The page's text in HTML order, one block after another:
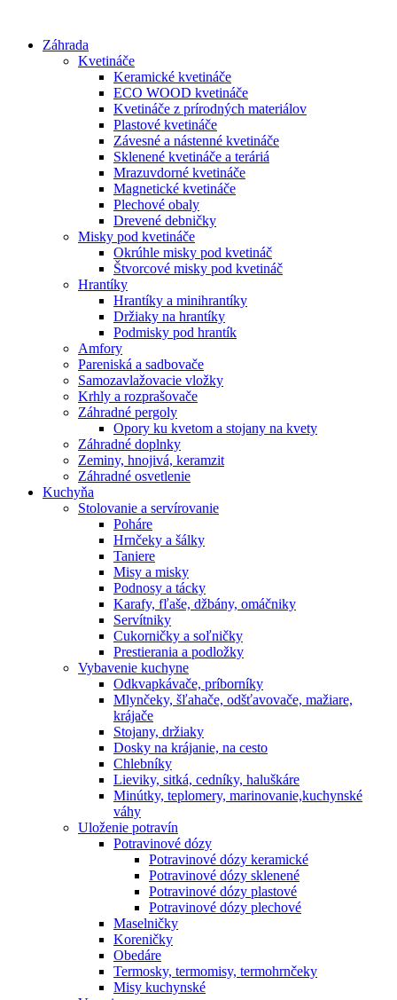
obsah
Záhrada
Kvetináče
Keramické kvetináče
ECO WOOD kvetináče
Kvetináče z prírodných materiálov
Plastové kvetináče
Závesné a nástenné kvetináče
Sklenené kvetináče a teráriá
Mrazuvdorné kvetináče
Magnetické kvetináče
Plechové obaly
Drevené debničky
Misky pod kvetináče
Okrúhle misky pod kvetináč
Štvorcové misky pod kvetináč
Hrantíky
Hrantíky a minihrantíky
Držiaky na hrantíky
Podmisky pod hrantík
Amfory
Pareniská a sadbovače
Samozavlažovacie vložky
Krhly a rozprašovače
Záhradné pergoly
Opory ku kvetom a stojany na kvety
Záhradné doplnky
Zeminy, hnojivá, keramzit
Záhradné osvetlenie
Kuchyňa
Stolovanie a servírovanie
Poháre
Hrnčeky a šálky
Taniere
Misy a misky
Podnosy a tácky
Karafy, fľaše, džbány, omáčniky
Servítniky
Cukorničky a soľničky
Prestierania a podložky
Vybavenie kuchyne
Odkvapkávače, príborníky
Mlynčeky, šľahače, odšťavovače, mažiare,
krájače
Stojany, držiaky
Dosky na krájanie, na cesto
Chlebníky
Lieviky, sitká, cedníky, haluškáre
Minútky, teplomery, marinovanie,kuchynské
váhy
Uloženie potravín
Potravinové dózy
Potravinové dózy keramické
Potravinové dózy sklenené
Potravinové dózy plastové
Potravinové dózy plechové
Maselničky
Koreničky
Obedáre
Termosky, termomisy, termohrnčeky
Misy kuchynské